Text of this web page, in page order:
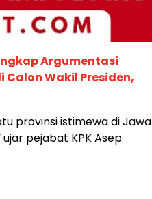
Argumentasi
Calon Wakil Presiden,
provinsi istimewa di Jawa
pejabat KPK Asep